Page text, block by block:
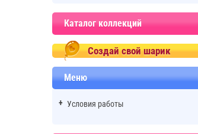
Каталог коллекций
Создай свой шарик
Меню
Условия работы